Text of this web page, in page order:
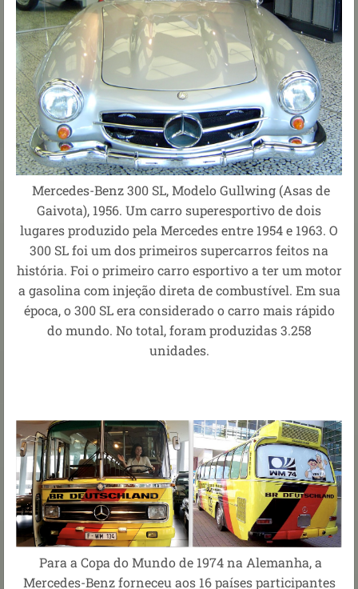
Mercedes-Benz 300 SL, Modelo Gullwing (Asas de
Gaivota), 1956. Um carro superesportivo de dois
lugares produzido pela Mercedes entre 1954 e 1963. O
300 SL foi um dos primeiros supercarros feitos na
história. Foi o primeiro carro esportivo a ter um motor
a gasolina com injeção direta de combustível. Em sua
época, o 300 SL era considerado o carro mais rápido
do mundo. No total, foram produzidas 3.258
unidades.
Para a Copa do Mundo de 1974 na Alemanha, a
Mercedes-Benz forneceu aos 16 países participantes